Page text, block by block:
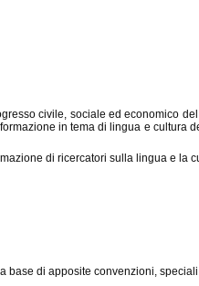
civile, sociale ed economico
in tema di lingua e cultura
di ricercatori sulla lingua e la
base di apposite convenzioni,